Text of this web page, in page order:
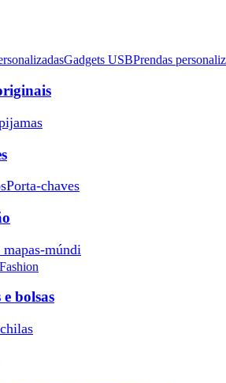
Gadgets USBPrendas
Porta-chaves
mapas-múndi
Fashion
bolsas